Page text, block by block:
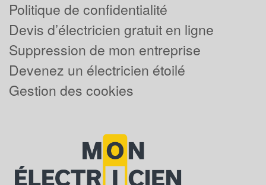
Politique de confidentialité
Devis d’électricien gratuit en ligne
Suppression de mon entreprise
Devenez un électricien étoilé
Gestion des cookies